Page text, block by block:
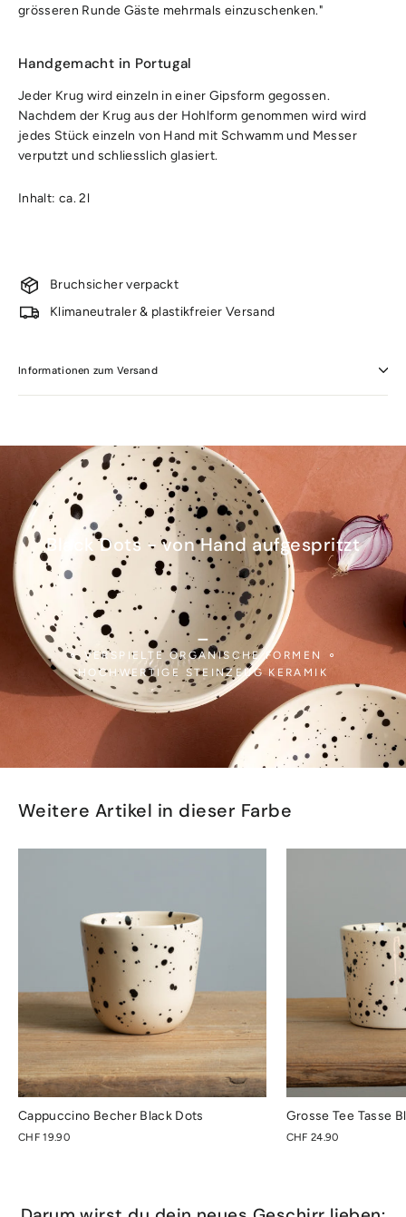
grösseren Runde Gäste mehrmals einzuschenken."
Handgemacht in Portugal
Jeder Krug wird einzeln in einer Gipsform gegossen.
Nachdem der Krug aus der Hohlform genommen wird wird
jedes Stück einzeln von Hand mit Schwamm und Messer
verputzt und schliesslich glasiert.
Inhalt: ca. 2l
Bruchsicher verpackt
Klimaneutraler & plastikfreier Versand
Informationen zum Versand
Black Dots - von Hand aufgespritzt
⚬ VERSPIELTE ORGANISCHE FORMEN ⚬
HOCHWERTIGE STEINZEUG KERAMIK
Weitere Artikel in dieser Farbe
Cappuccino Becher Black Dots
CHF 19.90
Grosse Tee Tasse
CHF 24.90